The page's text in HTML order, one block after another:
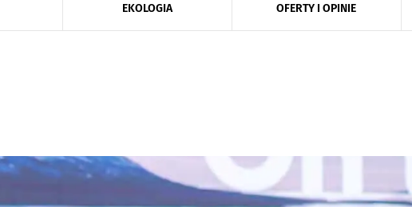
EKOLOGIA OFERTY I OPINIE